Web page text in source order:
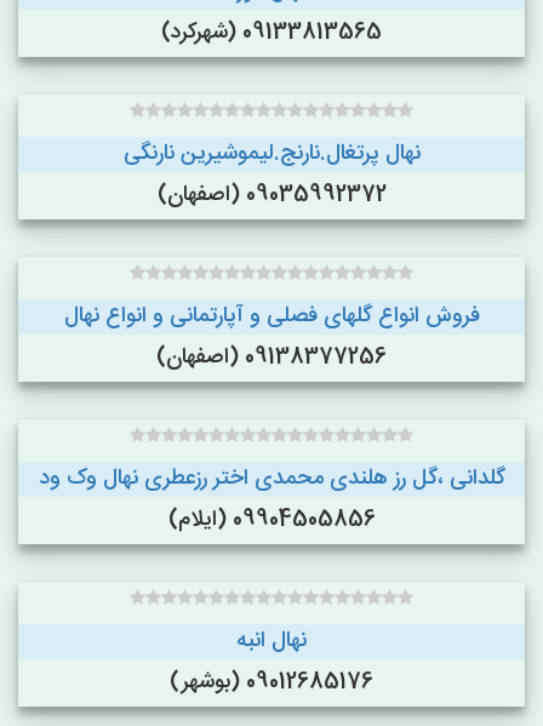
09133813565 (شهرکرد)
نهال پرتغال.نارنج.لیموشیرین نارنگی
09035992372 (اصفهان)
فروش انواع گلهای فصلی و آپارتمانی و انواع نهال
09138377256 (اصفهان)
گلدانی ،گل رز هلندی محمدی اختر رزعطری نهال وک ود
09904505856 (ایلام)
نهال انبه
09012685176 (بوشهر)